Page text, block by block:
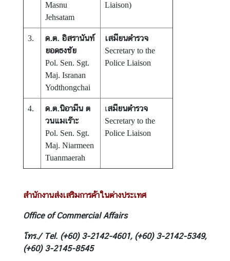
Masnu
Jehsatam
Liaison)
3.
ด.ต. อิสรานันท์
ยอดธงชัย
Pol. Sen. Sgt.
Maj. Isranan
Yodthongchai
เสมียนตำรวจ
Secretary to the
Police Liaison
4.
ด.ต.นิอามีน ต
วนแมเร๊าะ
Pol. Sen. Sgt.
Maj. Niarmeen
Tuanmaerah
เสมียนตำรวจ
Secretary to the
Police Liaison
สำนักงานส่งเสริมการค้าในต่างประเทศ
Office of Commercial Affairs
โทร./ Tel. (+60) 3-2142-4601, (+60) 3-2142-5349,
(+60) 3-2145-8545